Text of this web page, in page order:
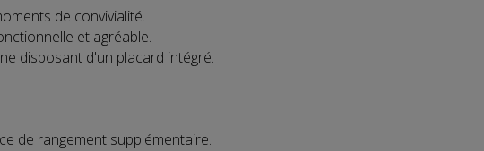
de convivialité.
et agréable.
disposant d'un placard intégré.
de rangement supplémentaire.